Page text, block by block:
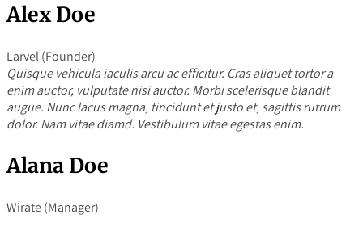
Alex Doe
Larvel (Founder)
Quisque vehicula iaculis arcu ac efficitur. Cras aliquet tortor a
enim auctor, vulputate nisi auctor. Morbi scelerisque blandit
augue. Nunc lacus magna, tincidunt et justo et, sagittis rutrum
dolor. Nam vitae diamd. Vestibulum vitae egestas enim.
Alana Doe
Wirate (Manager)